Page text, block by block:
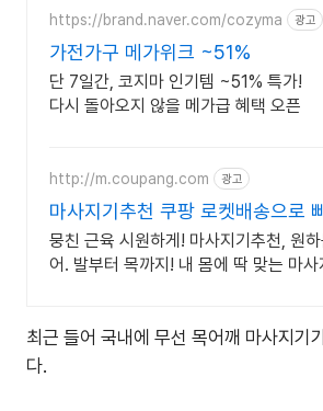
https://brand.naver.com/cozyma 광고
가전가구 메가위크 ~51%
단 7일간, 코지마 인기템 ~51% 특가!
다시 돌아오지 않을 메가급 혜택 오픈
http://m.coupang.com 광고
마사지기추천 쿠팡 로켓배송으로
뭉친 근육 시원하게! 마사지기추천, 원
어. 발부터 목까지! 내 몸에 딱 맞는 마사
최근 들어 국내에 무선 목어깨 마사지기
다.